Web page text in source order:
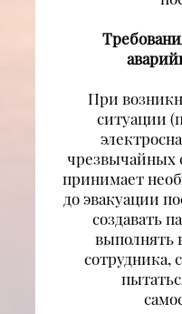
При
ситуации
чрезвычайных
принимает
до эвакуации
создавать
выполнять
сотрудника,